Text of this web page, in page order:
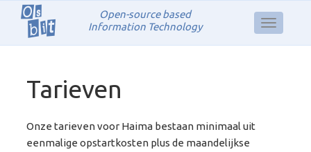
Open-source based
Information Technology
Tarieven
Onze tarieven voor Haima bestaan minimaal uit
eenmalige opstartkosten plus de maandelijkse